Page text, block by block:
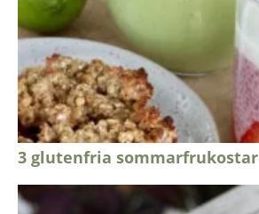
3 glutenfria sommarfrukostar